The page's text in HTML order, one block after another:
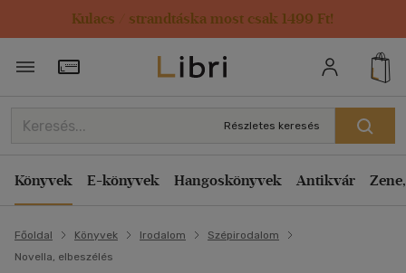
Kulacs / strandtáska most csak 1499 Ft!
Törzsvásárlói Kártya adatai
Részletes keresés
Könyvek E-könyvek Hangoskönyvek Antikvár
Főoldal Könyvek Irodalom
Szépirodalom
Novella, elbeszélés